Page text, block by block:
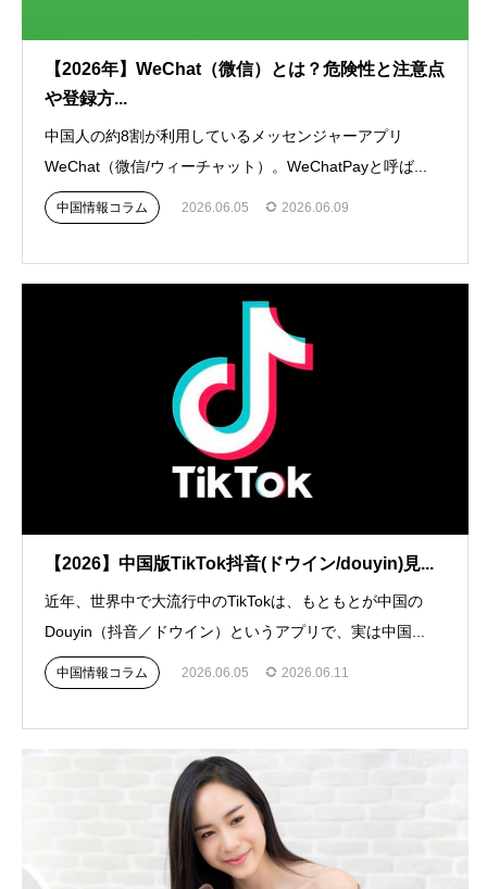
【2026年】WeChat（微信）とは？危険性と注意点
や登録方...
中国人の約8割が利用しているメッセンジャーアプリ
WeChat（微信/ウィーチャット）。WeChatPayと呼ば...
中国情報コラム 2026.06.05 2026.06.09
【2026】中国版TikTok抖音(ドウイン/douyin)見...
近年、世界中で大流行中のTikTokは、もともとが中国の
Douyin（抖音／ドウイン）というアプリで、実は中国...
中国情報コラム 2026.06.05 2026.06.11